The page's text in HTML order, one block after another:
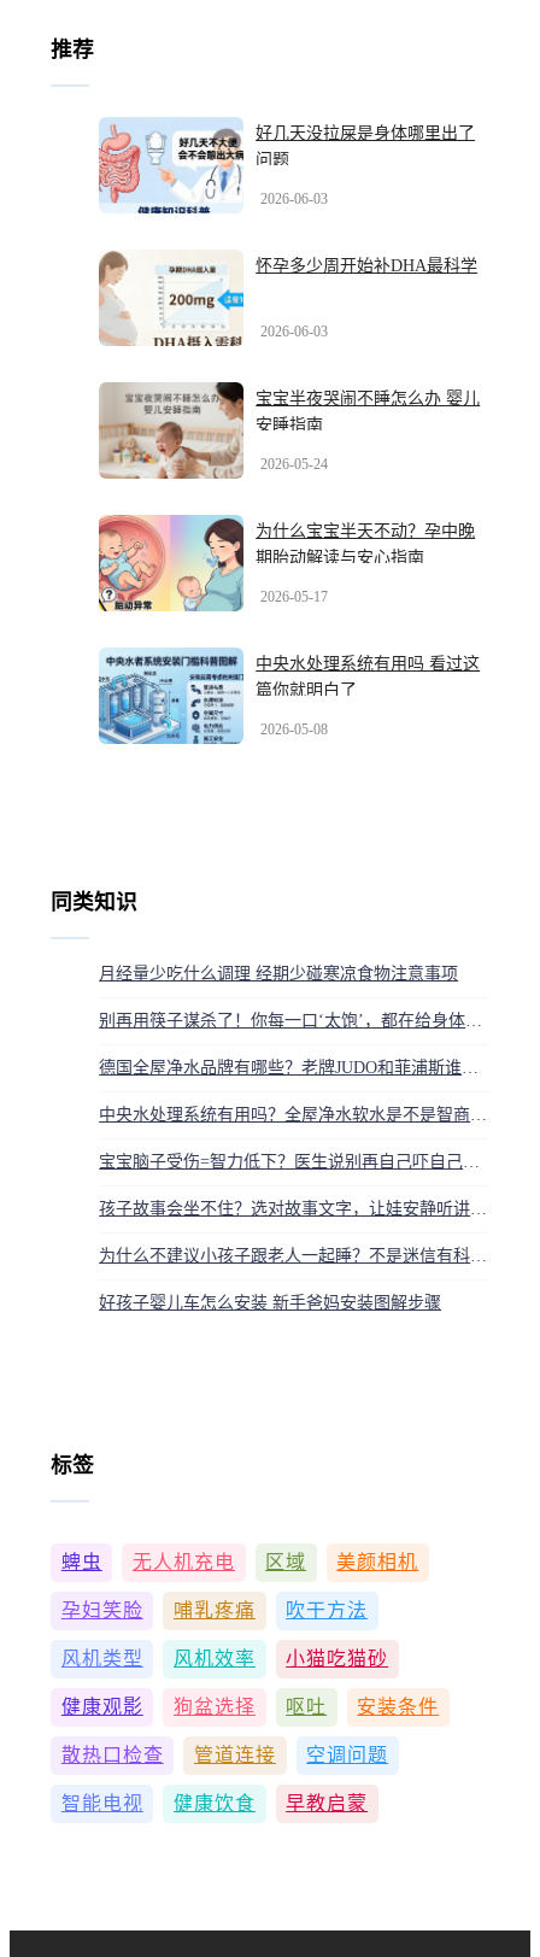
推荐
好几天没拉屎是身体哪里出了
问题
2026-06-03
怀孕多少周开始补DHA最科学
2026-06-03
宝宝半夜哭闹不睡怎么办 婴儿
安睡指南
2026-05-24
为什么宝宝半天不动？孕中晚
期胎动解读与安心指南
2026-05-17
中央水处理系统有用吗 看过这
篇你就明白了
2026-05-08
同类知识
月经量少吃什么调理 经期少碰寒凉食物注意事项
好孩子婴儿车怎么安装 新手爸妈安装图解步骤
标签
蜱虫 无人机充电 区域 美颜相机
孕妇笑脸 哺乳疼痛 吹干方法
风机类型 风机效率 小猫吃猫砂
健康观影 狗盆选择 呕吐 安装条件
散热口检查 管道连接 空调问题
智能电视 健康饮食 早教启蒙